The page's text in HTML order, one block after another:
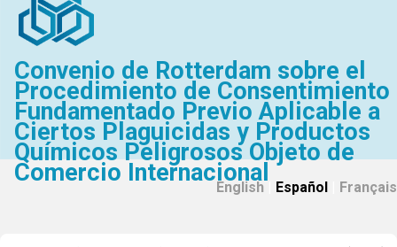
Convenio de Rotterdam sobre el
Procedimiento de Consentimiento
Fundamentado Previo Aplicable a
Ciertos Plaguicidas y Productos
Químicos Peligrosos Objeto de
Comercio Internacional
English Español Français